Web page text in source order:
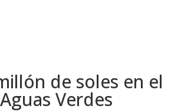
de soles en el
Verdes